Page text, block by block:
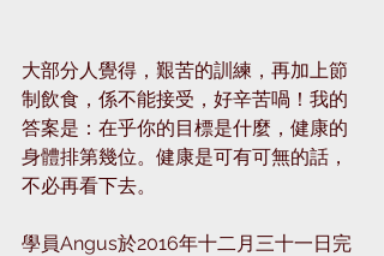
大部分人覺得，艱苦的訓練，再加上節
制飲食，係不能接受，好辛苦喎！我的
答案是：在乎你的目標是什麼，健康的
身體排第幾位。健康是可有可無的話，
不必再看下去。
學員Angus於2016年十二月三十一日完